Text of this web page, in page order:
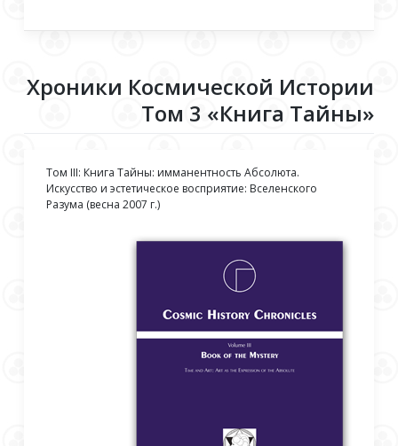
Хроники Космической Истории
Том 3 «Книга Тайны»
Том III: Книга Тайны: имманентность Абсолюта.
Искусство и эстетическое восприятие: Вселенского
Разума (весна 2007 г.)